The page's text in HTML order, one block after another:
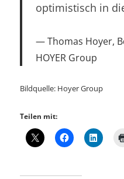
optimistisch in
Thomas Hoyer,
HOYER Group
Bildquelle: Hoyer Group
Teilen mit: